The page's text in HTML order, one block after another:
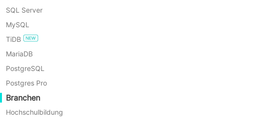
SQL Server
MySQL
TiDB
MariaDB
PostgreSQL
Postgres Pro
Branchen
Hochschulbildung
sich ändernden Anforderungen anzupassen.